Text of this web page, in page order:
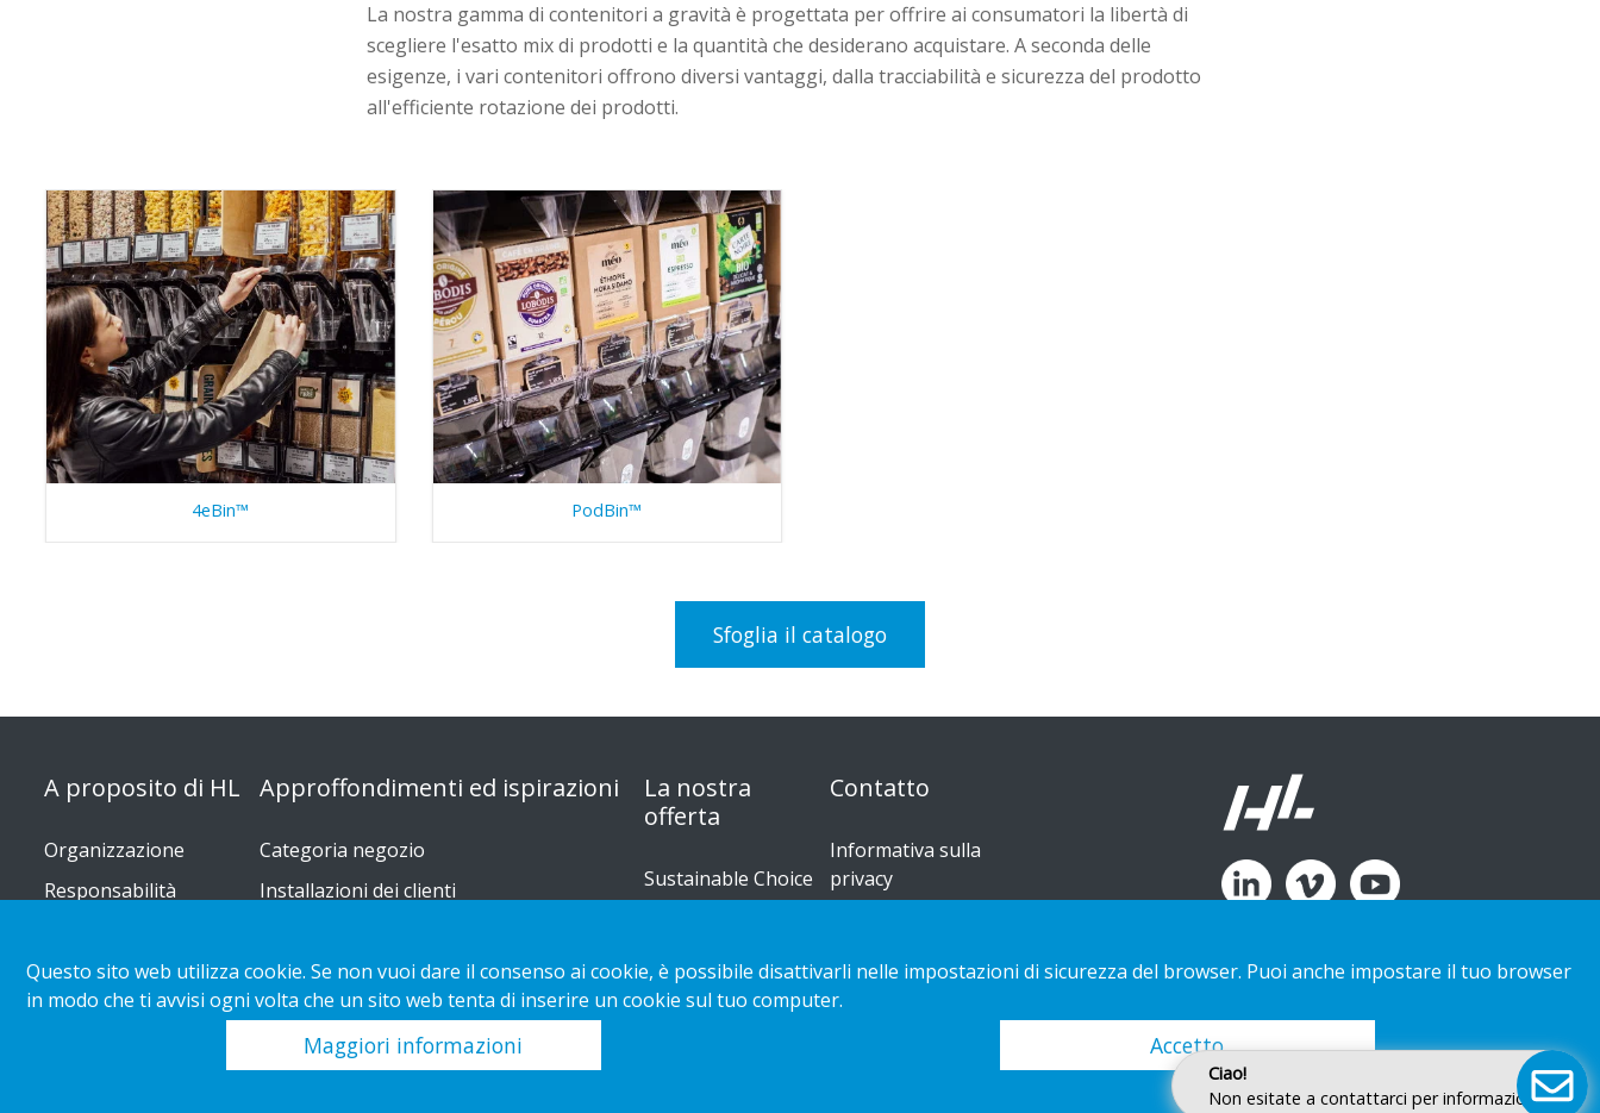
La nostra gamma di contenitori a gravità è progettata per offrire ai consumatori la libertà di
scegliere l'esatto mix di prodotti e la quantità che desiderano acquistare. A seconda delle
esigenze, i vari contenitori offrono diversi vantaggi, dalla tracciabilità e sicurezza del prodotto
all'efficiente rotazione dei prodotti.
4eBin™ PodBin™
Sfoglia il catalogo
Ciao!
Non esitate a contattarci per informazioni
A proposito di HL
Organizzazione
Responsabilità
Carriera
Approffondimenti ed ispirazioni
Categoria negozio
Installazioni dei clienti
acquisto
Scarica i rapporti
La nostra
offerta
Sustainable Choice
Contatto
Informativa sulla
privacy
Questo sito web utilizza cookie. Se non vuoi dare il consenso ai cookie, è possibile disattivarli nelle impostazioni di sicurezza del browser. Puoi anche impostare il tuo browser
in modo che ti avvisi ogni volta che un sito web tenta di inserire un cookie sul tuo computer.
Maggiori informazioni Accetto